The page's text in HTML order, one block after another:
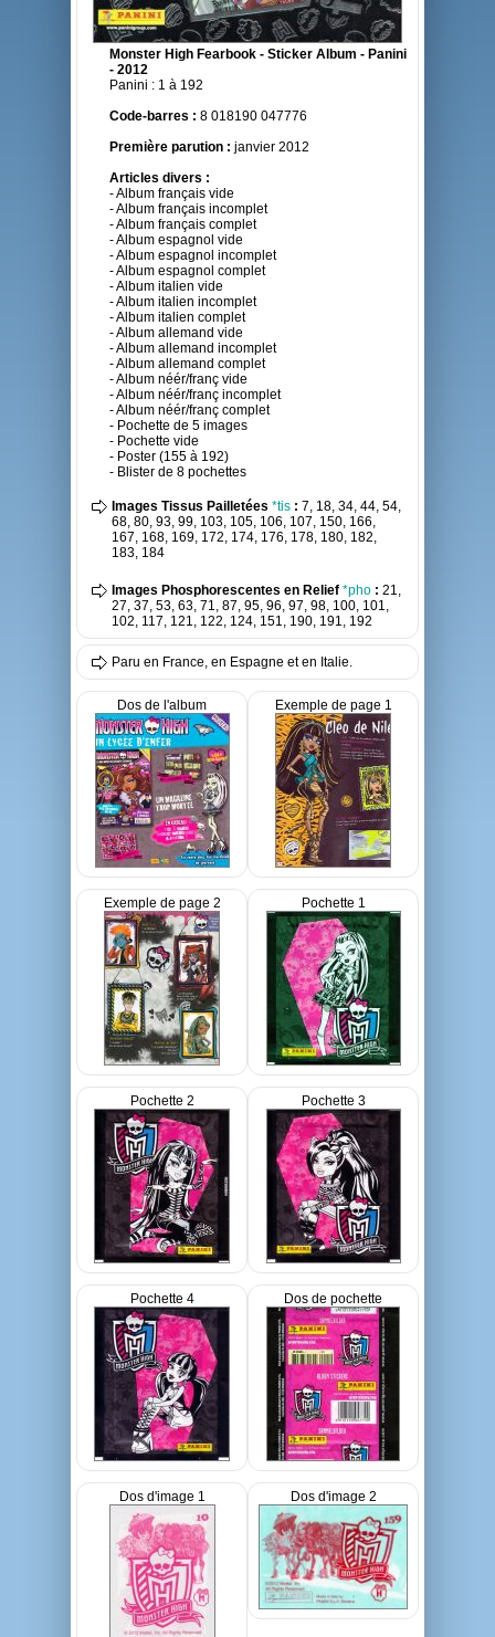
Monster High Fearbook - Sticker Album - Panini
- 2012
Panini : 1 à 192
Code-barres : 8 018190 047776
Première parution : janvier 2012
Articles divers :
- Album français vide
- Album français incomplet
- Album français complet
- Album espagnol vide
- Album espagnol incomplet
- Album espagnol complet
- Album italien vide
- Album italien incomplet
- Album italien complet
- Album allemand vide
- Album allemand incomplet
- Album allemand complet
- Album néér/franç vide
- Album néér/franç incomplet
- Album néér/franç complet
- Pochette de 5 images
- Pochette vide
- Poster (155 à 192)
- Blister de 8 pochettes
Images Tissus Pailletées *tis : 7, 18, 34, 44, 54,
68, 80, 93, 99, 103, 105, 106, 107, 150, 166,
167, 168, 169, 172, 174, 176, 178, 180, 182,
183, 184
Images Phosphorescentes en Relief *pho : 21,
27, 37, 53, 63, 71, 87, 95, 96, 97, 98, 100, 101,
102, 117, 121, 122, 124, 151, 190, 191, 192
Paru en France, en Espagne et en Italie.
Dos de l'album Exemple de page 1
Exemple de page 2 Pochette 1
Pochette 2 Pochette 3
Pochette 4 Dos de pochette
Dos d'image 1 Dos d'image 2